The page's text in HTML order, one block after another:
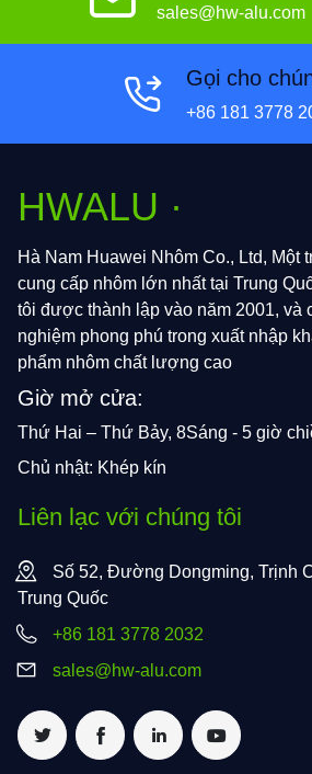
sales@hw-alu.com
Gọi cho
+86 181 3778
HWALU ·
Hà Nam Huawei Nhôm Co., Ltd, Một
cung cấp nhôm lớn nhất tại Trung
tôi được thành lập vào năm 2001, và
nghiệm phong phú trong xuất nhập
phẩm nhôm chất lượng cao
Giờ mở cửa:
Thứ Hai – Thứ Bảy, 8Sáng - 5 giờ
Chủ nhật: Khép kín
Liên lạc với chúng tôi
Số 52, Đường Dongming, Trịnh
Trung Quốc
+86 181 3778 2032
sales@hw-alu.com